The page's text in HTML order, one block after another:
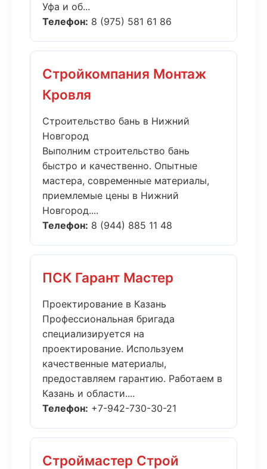
Уфа и об...
Телефон: 8 (975) 581 61 86
Стройкомпания Монтаж
Кровля
Строительство бань в Нижний
Новгород
Выполним строительство бань
быстро и качественно. Опытные
мастера, современные материалы,
приемлемые цены в Нижний
Новгород....
Телефон: 8 (944) 885 11 48
ПСК Гарант Мастер
Проектирование в Казань
Профессиональная бригада
специализируется на
проектирование. Используем
качественные материалы,
предоставляем гарантию. Работаем в
Казань и области....
Телефон: +7-942-730-30-21
Строймастер Строй